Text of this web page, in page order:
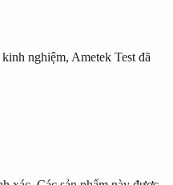
nghiệm, Ametek Test đã